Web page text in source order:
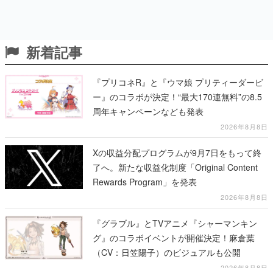
新着記事
『プリコネR』と『ウマ娘 プリティーダービ
ー』のコラボが決定！“最大170連無料”の8.5
周年キャンペーンなども発表
2026年8月8日
Xの収益分配プログラムが9月7日をもって終
了へ。新たな収益化制度「Original Content
Rewards Program」を発表
2026年8月8日
『グラブル』とTVアニメ『シャーマンキン
グ』のコラボイベントが開催決定！麻倉葉
（CV：日笠陽子）のビジュアルも公開